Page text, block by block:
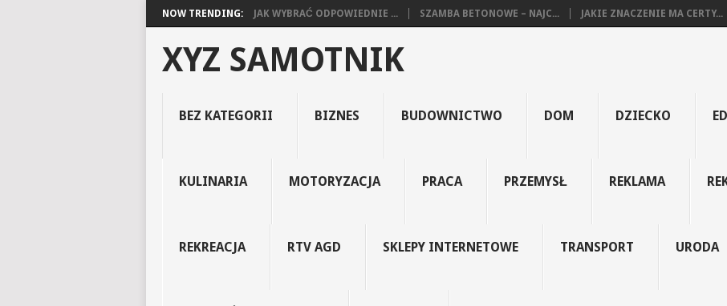
NOW TRENDING: JAK WYBRAĆ ODPOWIEDNIE ... SZAMBA BETONOWE – NAJC... JAKIE ZNACZENIE MA CERTY...
XYZ SAMOTNIK
BEZ KATEGORII BIZNES BUDOWNICTWO DOM DZIECKO
KULINARIA MOTORYZACJA PRACA PRZEMYSŁ REKLAMA
REKREACJA RTV AGD SKLEPY INTERNETOWE TRANSPORT URODA